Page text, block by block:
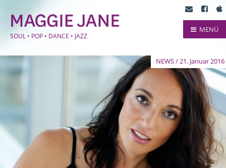
SOUL • POP • DANCE • JAZZ
MENÜ
NEWS / 21. Januar 2016